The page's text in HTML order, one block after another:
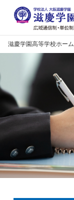
滋慶学園高等学校ホーム